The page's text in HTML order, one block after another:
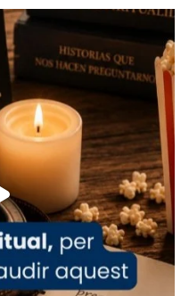
Vatican
news/2026-
papa-viaje-
Semproniana ens